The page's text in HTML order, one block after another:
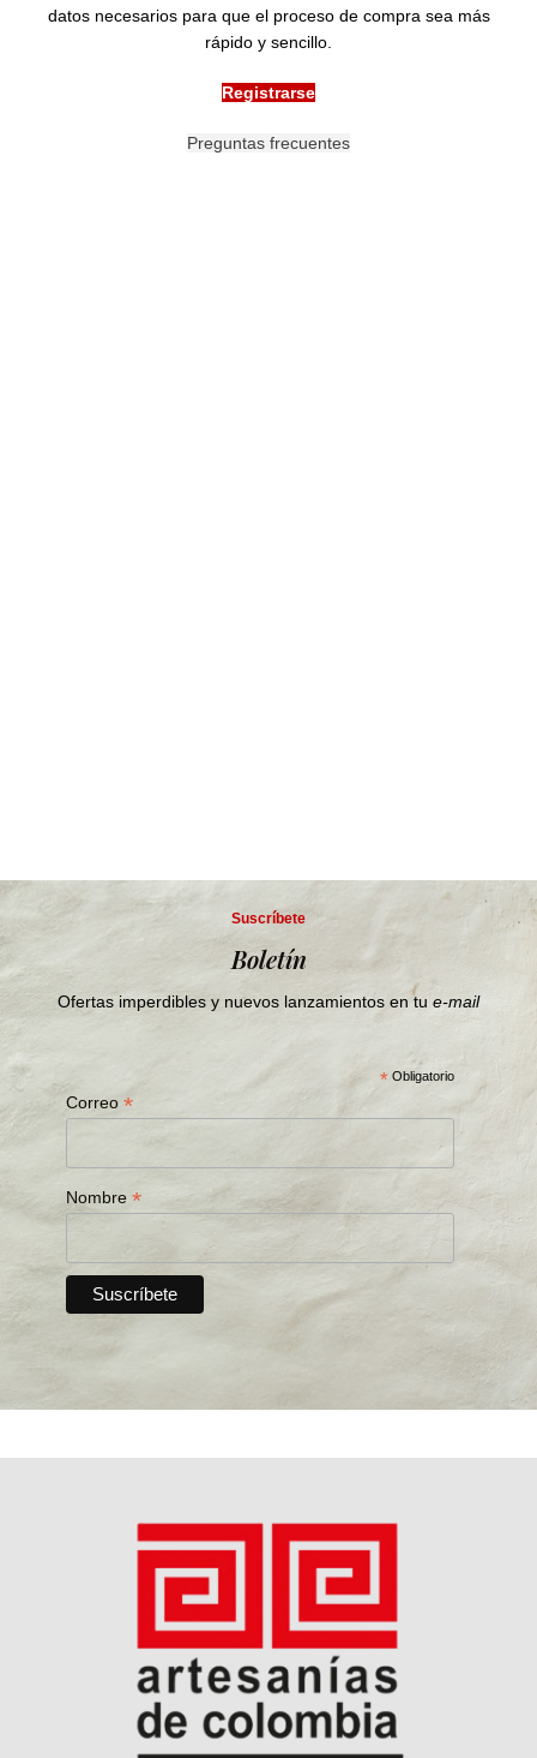
datos necesarios para que el proceso de compra sea más
rápido y sencillo.
Registrarse
Preguntas frecuentes
Suscríbete
Boletín
Ofertas imperdibles y nuevos lanzamientos en tu e-mail
* Obligatorio
Correo*
Nombre*